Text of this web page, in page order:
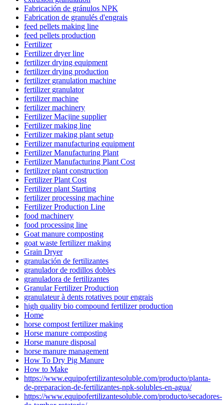
Fabricación de gránulos NPK
Fabrication de granulés d'engrais
feed pellets making line
feed pellets production
Fertilizer
Fertilizer dryer line
fertilizer drying equipment
fertilizer drying production
fertilizer granulation machine
fertilizer granulator
fertilizer machine
fertilizer machinery
Fertilizer Macjine supplier
Fertilizer making line
Fertilizer making plant setup
Fertilizer manufacturing equipment
Fertilizer Manufacturing Plant
Fertilizer Manufacturing Plant Cost
fertilizer plant construction
Fertilizer Plant Cost
Fertilizer plant Starting
fertilizer processing machine
Fertilizer Production Line
food machinery
food processing line
Goat manure composting
goat waste fertilizer making
Grain Dryer
granulación de fertilizantes
granulador de rodillos dobles
granuladora de fertilizantes
Granular Fertilizer Production
granulateur à dents rotatives pour engrais
high quality bio compound fertilizer production
Home
horse compost fertilizer making
Horse manure composting
Horse manure disposal
horse manure management
How To Dry Pig Manure
How to Make
https://www.equipofertilizantesoluble.com/producto/planta-
de-preparacion-de-fertilizantes-npk-solubles-en-agua/
https://www.equipofertilizantesoluble.com/producto/secadores-